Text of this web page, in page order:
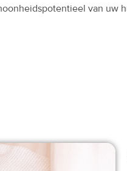
van uw